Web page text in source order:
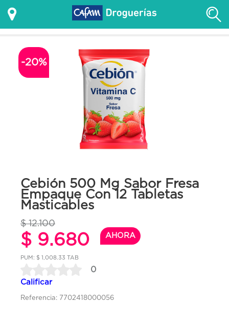
-20%
Cebión 500 Mg Sabor Fresa
Empaque Con 12 Tabletas
Masticables
$ 12.100
$ 9.680 AHORA
PUM: $ 1,008.33 TAB
0
Calificar
Referencia: 7702418000056